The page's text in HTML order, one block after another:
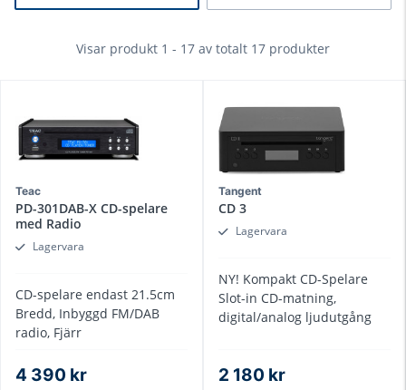
Visar produkt 1 - 17 av totalt 17 produkter
Teac
PD-301DAB-X CD-spelare
med Radio
Lagervara
CD-spelare endast 21.5cm
Bredd, Inbyggd FM/DAB
radio, Fjärr
4 390 kr
Tangent
CD 3
Lagervara
NY! Kompakt CD-Spelare
Slot-in CD-matning,
digital/analog ljudutgång
2 180 kr